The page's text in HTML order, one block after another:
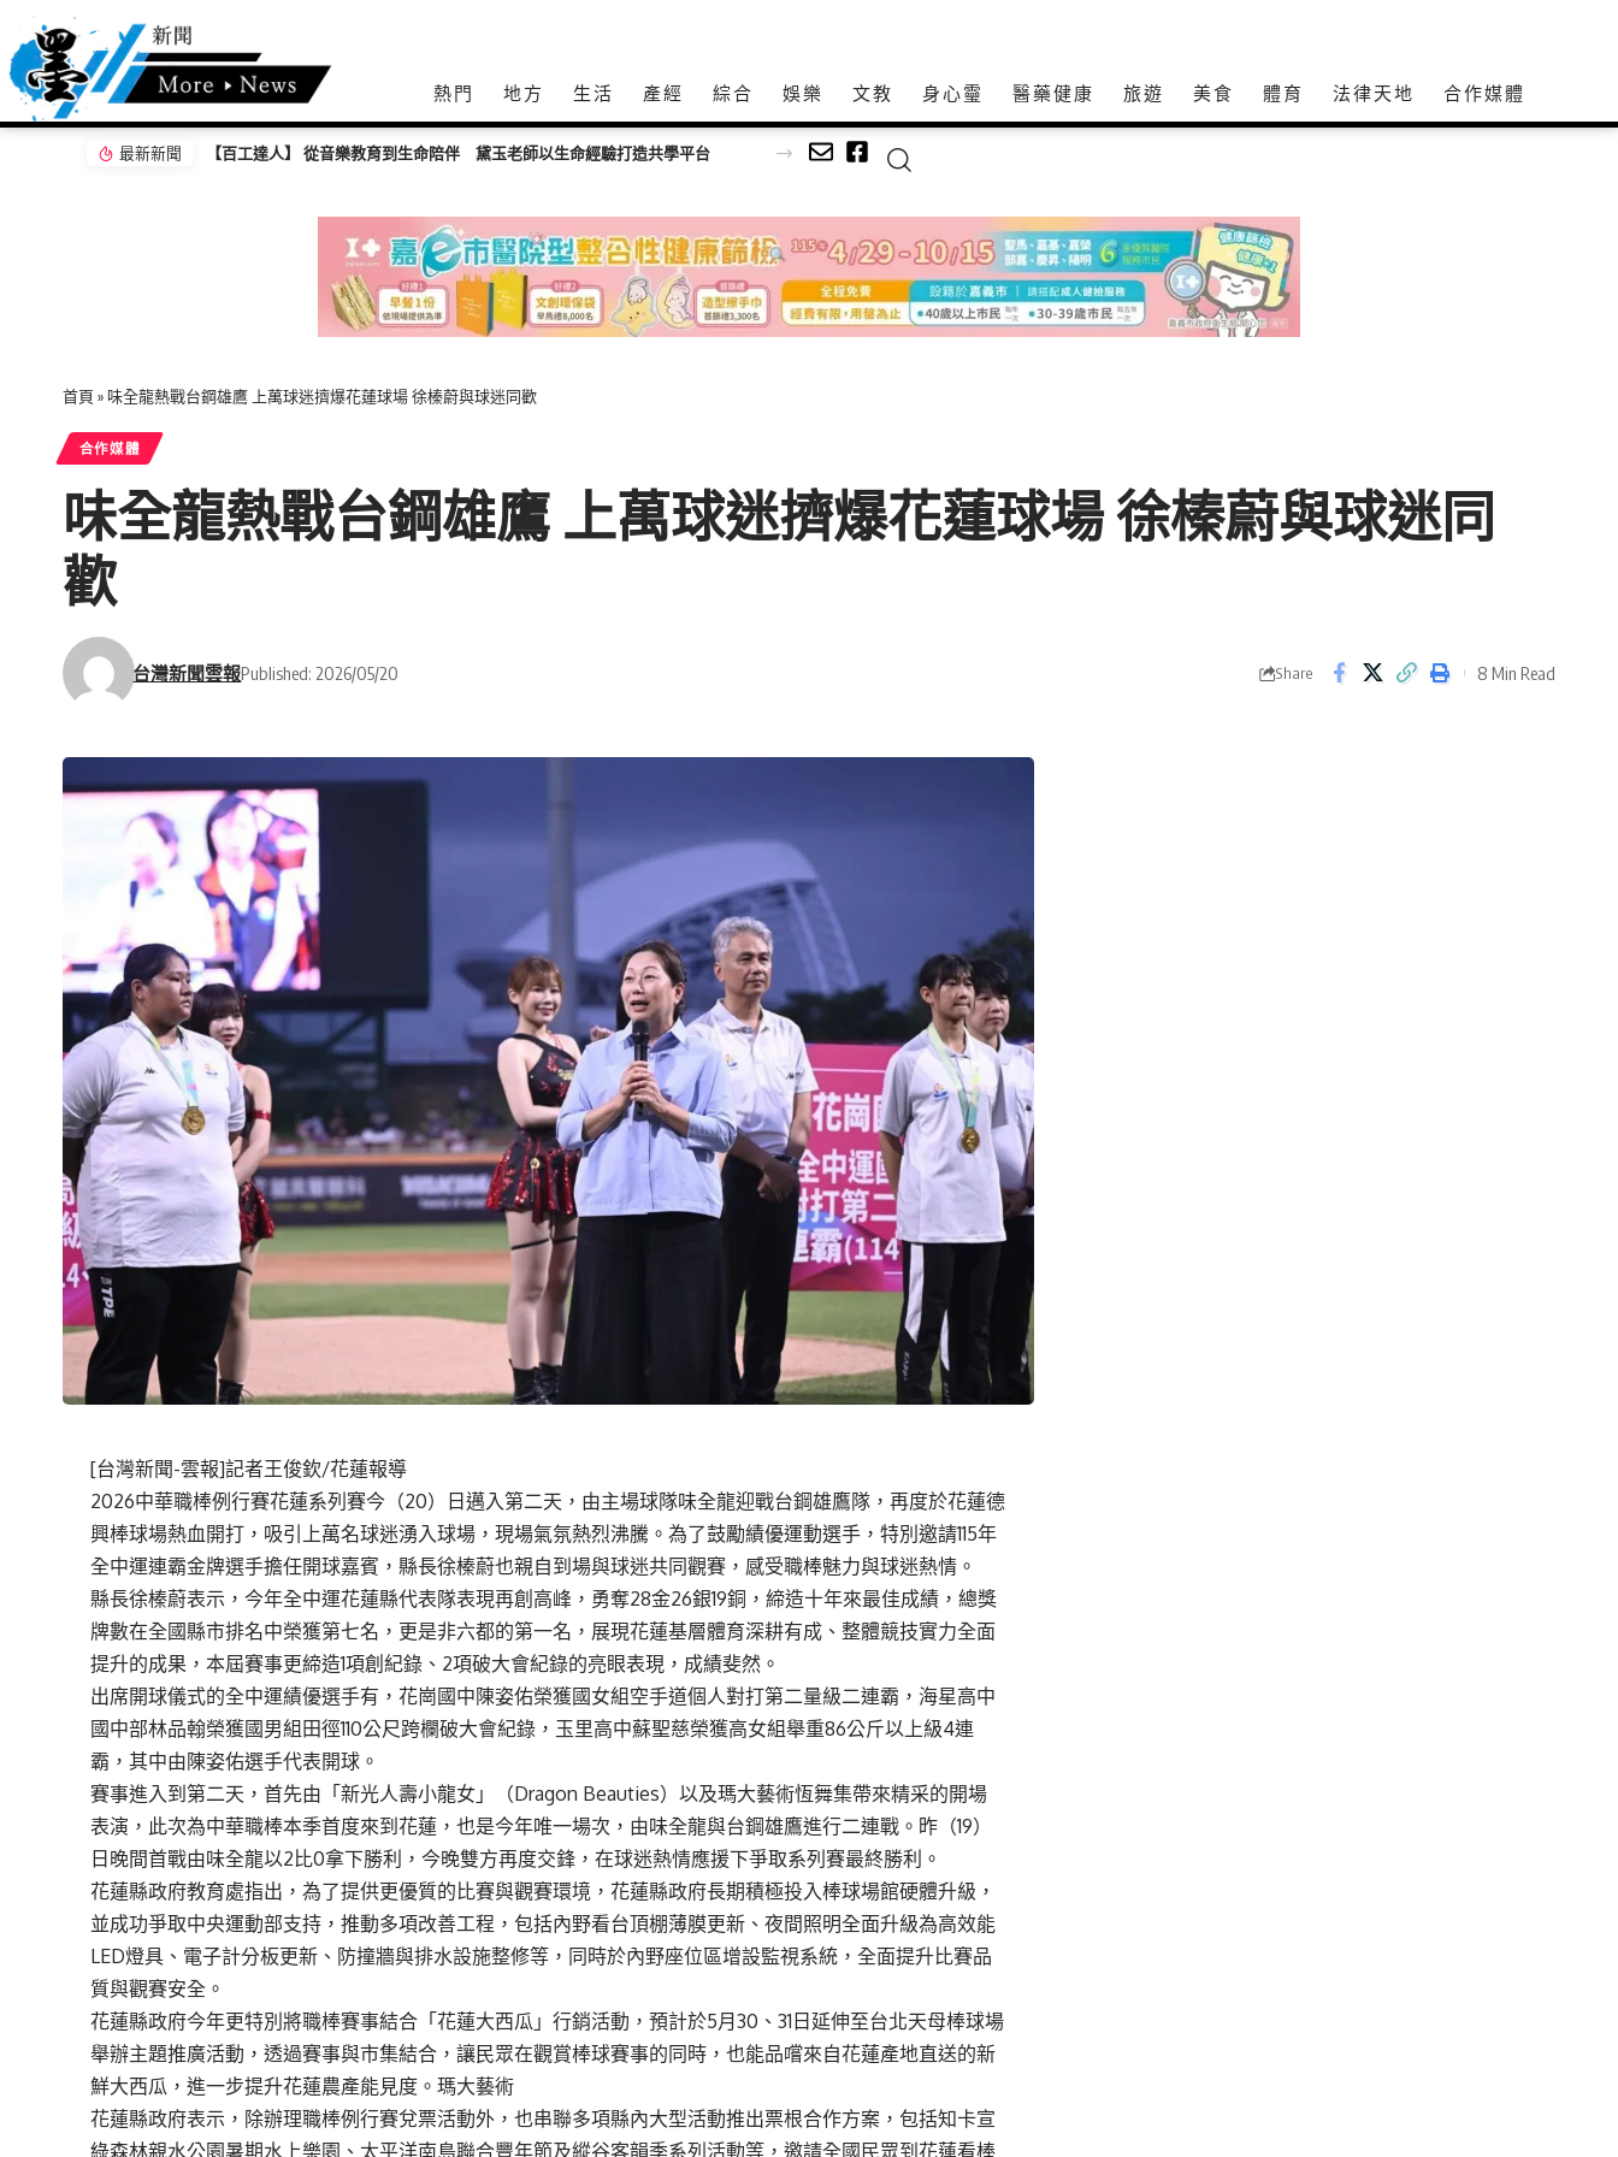
熱門 地方 生活 產經 綜合 娛樂 文教 身心𩆜 醫藥健康 旅遊 美食 體育 法律天地 合作媒體
最新新聞 【百工達人】 從音樂教育到生命陪伴 黛玉老師以生命經驗打造共學平台
首頁 » 味全龍熱戰台鋼雄鷹 上萬球迷擠爆花蓮球場 徐榛蔚與球迷同歡
合作媒體
味全龍熱戰台鋼雄鷹 上萬球迷擠爆花蓮球場 徐榛蔚與球迷同
歡
台灣新聞雲報Published: 2026/05/20 Share 8 Min Read
[台灣新聞-雲報]記者王俊欽/花蓮報導
2026中華職棒例行賽花蓮系列賽今（20）日邁入第二天，由主場球隊味全龍迎戰台鋼雄鷹隊，再度於花蓮德
興棒球場熱血開打，吸引上萬名球迷湧入球場，現場氣氛熱烈沸騰。為了鼓勵績優運動選手，特別邀請115年
全中運連霸金牌選手擔任開球嘉賓，縣長徐榛蔚也親自到場與球迷共同觀賽，感受職棒魅力與球迷熱情。
縣長徐榛蔚表示，今年全中運花蓮縣代表隊表現再創高峰，勇奪28金26銀19銅，締造十年來最佳成績，總獎
牌數在全國縣市排名中榮獲第七名，更是非六都的第一名，展現花蓮基層體育深耕有成、整體競技實力全面
提升的成果，本屆賽事更締造1項創紀錄、2項破大會紀錄的亮眼表現，成績斐然。
出席開球儀式的全中運績優選手有，花崗國中陳姿佑榮獲國女組空手道個人對打第二量級二連霸，海星高中
國中部林品翰榮獲國男組田徑110公尺跨欄破大會紀錄，玉里高中蘇聖慈榮獲高女組舉重86公斤以上級4連
霸，其中由陳姿佑選手代表開球。
賽事進入到第二天，首先由「新光人壽小龍女」（Dragon Beauties）以及瑪大藝術恆舞集帶來精采的開場
表演，此次為中華職棒本季首度來到花蓮，也是今年唯一場次，由味全龍與台鋼雄鷹進行二連戰。昨（19）
日晚間首戰由味全龍以2比0拿下勝利，今晚雙方再度交鋒，在球迷熱情應援下爭取系列賽最終勝利。
花蓮縣政府教育處指出，為了提供更優質的比賽與觀賽環境，花蓮縣政府長期積極投入棒球場館硬體升級，
並成功爭取中央運動部支持，推動多項改善工程，包括內野看台頂棚薄膜更新、夜間照明全面升級為高效能
LED燈具、電子計分板更新、防撞牆與排水設施整修等，同時於內野座位區增設監視系統，全面提升比賽品
質與觀賽安全。
花蓮縣政府今年更特別將職棒賽事結合「花蓮大西瓜」行銷活動，預計於5月30、31日延伸至台北天母棒球場
舉辦主題推廣活動，透過賽事與市集結合，讓民眾在觀賞棒球賽事的同時，也能品嚐來自花蓮產地直送的新
鮮大西瓜，進一步提升花蓮農產能見度。瑪大藝術
花蓮縣政府表示，除辦理職棒例行賽兌票活動外，也串聯多項縣內大型活動推出票根合作方案，包括知卡宣
綠森林親水公園暑期水上樂園、太平洋南島聯合豐年節及縱谷客韻季系列活動等，邀請全國民眾到花蓮看棒